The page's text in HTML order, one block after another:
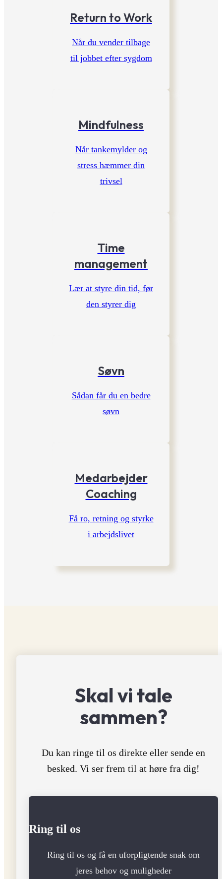
Return to Work
Når du vender tilbage
til jobbet efter sygdom
Mindfulness
Når tankemylder og
stress hæmmer din
trivsel
Time
management
Lær at styre din tid, før
den styrer dig
Søvn
Sådan får du en bedre
søvn
Medarbejder
Coaching
Få ro, retning og styrke
i arbejdslivet
Skal vi tale
sammen?
Du kan ringe til os direkte eller sende en
besked. Vi ser frem til at høre fra dig!
Ring til os
Ring til os og få en uforpligtende snak om
jeres behov og muligheder